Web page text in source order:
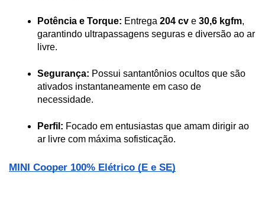
Potência e Torque: Entrega 204 cv e 30,6 kgfm,
garantindo ultrapassagens seguras e diversão ao ar
livre.
Segurança: Possui santantônios ocultos que são
ativados instantaneamente em caso de
necessidade.
Perfil: Focado em entusiastas que amam dirigir ao
ar livre com máxima sofisticação.
MINI Cooper 100% Elétrico (E e SE)